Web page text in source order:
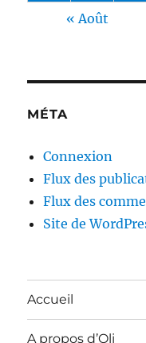
« Août
MÉTA
Connexion
Flux des
Flux des
Site de
Accueil
A propos d’Oli